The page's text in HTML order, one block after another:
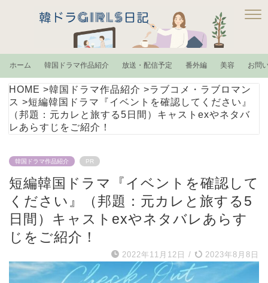
ホーム 韓国ドラマ作品紹介 放送・配信予定 番外編 美容 お問
HOME >韓国ドラマ作品紹介 >ラブコメ・ラブロマン
ス >短編韓国ドラマ『イベントを確認してください』
（邦題：元カレと旅する5日間）キャストexやネタバ
レあらすじをご紹介！
韓国ドラマ作品紹介 PR
短編韓国ドラマ『イベントを確認して
ください』（邦題：元カレと旅する5
日間）キャストexやネタバレあらす
じをご紹介！
2022年11月12日 / 2023年8月8日